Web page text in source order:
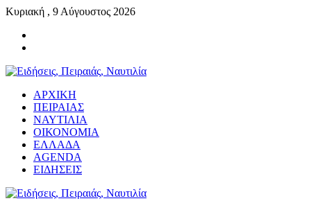
Κυριακή , 9 Αύγουστος 2026
ΑΡΧΙΚΗ
ΠΕΙΡΑΙΑΣ
ΝΑΥΤΙΛΙΑ
ΟΙΚΟΝΟΜΙΑ
ΕΛΛΑΔΑ
AGENDA
ΕΙΔΗΣΕΙΣ